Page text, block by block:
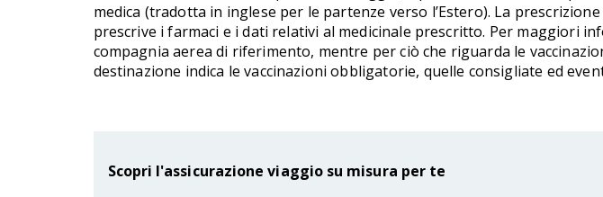
medica (tradotta in inglese per le partenze verso l’Estero). La
prescrive i farmaci e i dati relativi al medicinale prescritto. Per maggiori
compagnia aerea di riferimento, mentre per ciò che riguarda le
destinazione indica le vaccinazioni obbligatorie, quelle consigliate ed
Scopri l'assicurazione viaggio su misura per te